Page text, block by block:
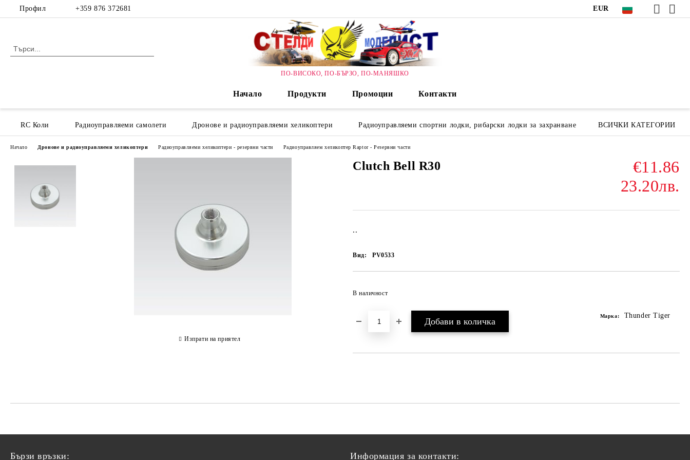
Профил +359 876 372681 EUR
ПО-ВИСОКО, ПО-БЪРЗО, ПО-МАНЯШКО
Начало Продукти Промоции Контакти
RC Коли Радиоуправляеми самолети Дронове и радиоуправляеми хеликоптери Радиоуправляеми спортни лодки, рибарски лодки за захранване ВСИЧКИ КАТЕГОРИИ
Начало Дронове и радиоуправляеми хеликоптери Радиоуправляеми хеликоптери - резервни части Радиоуправляем хеликоптер Raptor - Резервни части
Clutch Bell R30
€11.86
23.20лв.
..
Вид: PV0533
В наличност
Марка: Thunder Tiger
Изпрати на приятел
Бързи връзки: Информация за контакти: